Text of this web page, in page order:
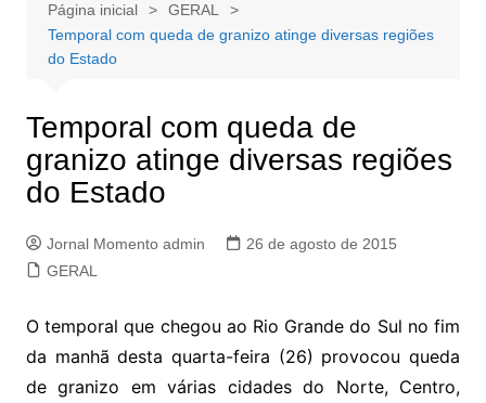
Página inicial
GERAL
Temporal com queda de granizo atinge diversas regiões
do Estado
Temporal com queda de
granizo atinge diversas regiões
do Estado
Jornal Momento admin
26 de agosto de 2015
GERAL
O temporal que chegou ao Rio Grande do Sul no fim
da manhã desta quarta-feira (26) provocou queda
de granizo em várias cidades do Norte, Centro,